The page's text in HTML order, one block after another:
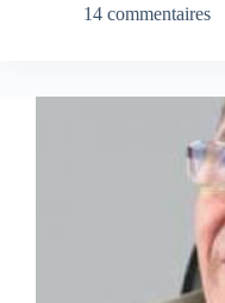
14 commentaires